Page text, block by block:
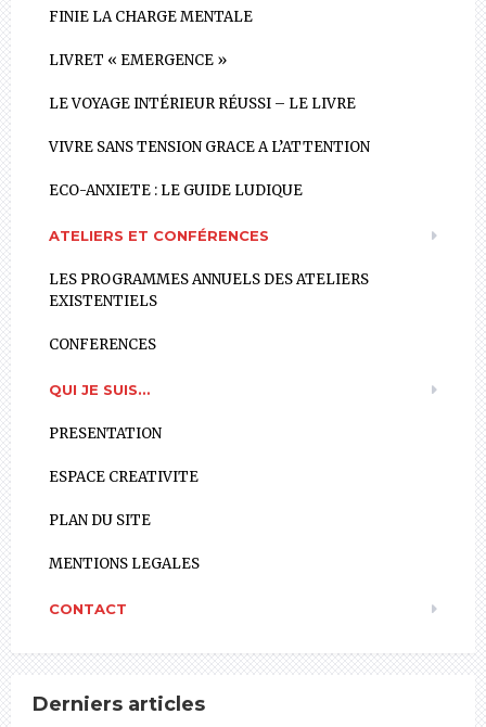
FINIE LA CHARGE MENTALE
LIVRET « EMERGENCE »
LE VOYAGE INTÉRIEUR RÉUSSI – LE LIVRE
VIVRE SANS TENSION GRACE A L’ATTENTION
ECO-ANXIETE : LE GUIDE LUDIQUE
ATELIERS ET CONFÉRENCES
LES PROGRAMMES ANNUELS DES ATELIERS
EXISTENTIELS
CONFERENCES
QUI JE SUIS…
PRESENTATION
ESPACE CREATIVITE
PLAN DU SITE
MENTIONS LEGALES
CONTACT
Derniers articles